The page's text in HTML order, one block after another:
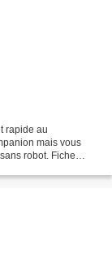
rapide au
mais vous
robot. Fiche